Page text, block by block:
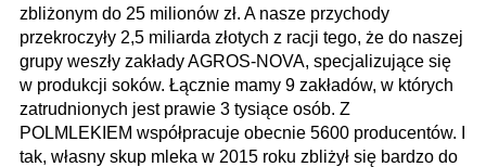
zbliżonym do 25 milionów zł. A nasze przychody
przekroczyły 2,5 miliarda złotych z racji tego, że do naszej
grupy weszły zakłady AGROS-NOVA, specjalizujące się
w produkcji soków. Łącznie mamy 9 zakładów, w których
zatrudnionych jest prawie 3 tysiące osób. Z
POLMLEKIEM współpracuje obecnie 5600 producentów. I
tak, własny skup mleka w 2015 roku zbliżył się bardzo do